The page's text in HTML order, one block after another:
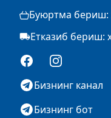
Буюртма бериш:
Етказиб бериш:
FacebookInstagram
Бизнинг канал
Бизнинг бот